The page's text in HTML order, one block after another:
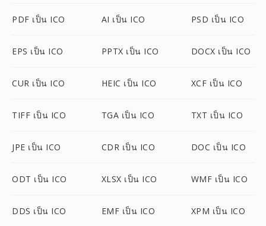
PDF เป็น ICO AI เป็น ICO PSD เป็น ICO
EPS เป็น ICO PPTX เป็น ICO DOCX เป็น ICO
CUR เป็น ICO HEIC เป็น ICO XCF เป็น ICO
TIFF เป็น ICO TGA เป็น ICO TXT เป็น ICO
JPE เป็น ICO CDR เป็น ICO DOC เป็น ICO
ODT เป็น ICO XLSX เป็น ICO WMF เป็น ICO
DDS เป็น ICO EMF เป็น ICO XPM เป็น ICO